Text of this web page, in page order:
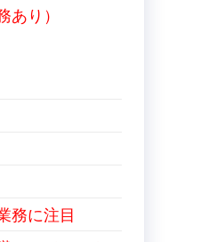
り）
務に注目